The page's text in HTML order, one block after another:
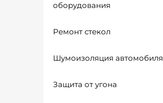
оборудования
Ремонт стекол
Шумоизоляция автомобиля
Защита от угона